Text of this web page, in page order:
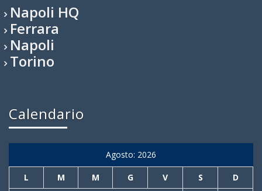
Napoli HQ
Ferrara
Napoli
Torino
Calendario
Agosto: 2026
L M M G V S
D